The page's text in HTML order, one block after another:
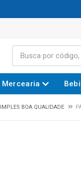
Mercearia
BOA QUALIDADE